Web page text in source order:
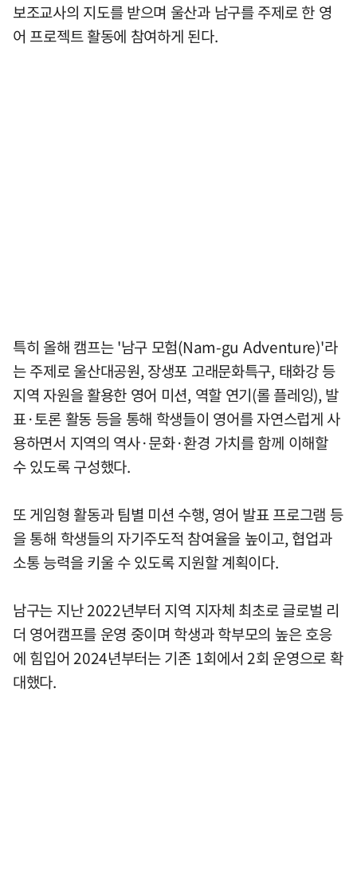
보조교사의 지도를 받으며 울산과 남구를 주제로 한 영
어 프로젝트 활동에 참여하게 된다.
특히 올해 캠프는 '남구 모험(Nam-gu Adventure)'라
는 주제로 울산대공원, 장생포 고래문화특구, 태화강 등
지역 자원을 활용한 영어 미션, 역할 연기(롤 플레잉), 발
표·토론 활동 등을 통해 학생들이 영어를 자연스럽게 사
용하면서 지역의 역사·문화·환경 가치를 함께 이해할
수 있도록 구성했다.
또 게임형 활동과 팀별 미션 수행, 영어 발표 프로그램 등
을 통해 학생들의 자기주도적 참여율을 높이고, 협업과
소통 능력을 키울 수 있도록 지원할 계획이다.
남구는 지난 2022년부터 지역 지자체 최초로 글로벌 리
더 영어캠프를 운영 중이며 학생과 학부모의 높은 호응
에 힘입어 2024년부터는 기존 1회에서 2회 운영으로 확
대했다.